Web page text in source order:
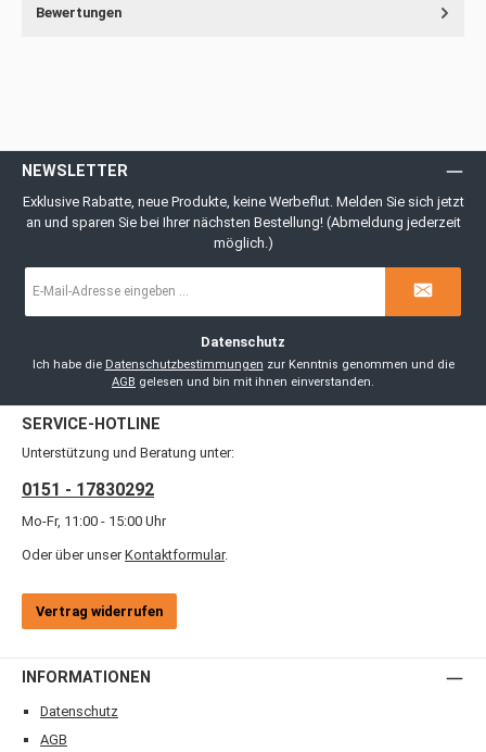
Bewertungen
NEWSLETTER
Exklusive Rabatte, neue Produkte, keine Werbeflut. Melden Sie sich jetzt
an und sparen Sie bei Ihrer nächsten Bestellung! (Abmeldung jederzeit
möglich.)
Mail-
Datenschutz
Ich habe die Datenschutzbestimmungen
zur Kenntnis genommen und die
AGB gelesen und bin mit ihnen einverstanden.
SERVICE-HOTLINE
Unterstützung und Beratung unter:
0151 - 17830292
Mo-Fr, 11:00 - 15:00 Uhr
Oder über unser Kontaktformular.
Vertrag widerrufen
INFORMATIONEN
Datenschutz
AGB